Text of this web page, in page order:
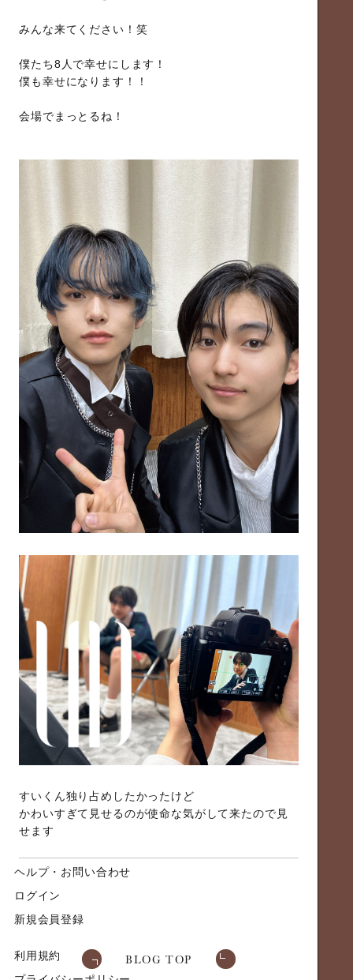
みんな来てください！笑
僕たち8人で幸せにします！
僕も幸せになります！！
会場でまっとるね！
すいくん独り占めしたかったけど
かわいすぎて見せるのが使命な気がして来たので見
せます
BLOG TOP
ヘルプ・お問い合わせ
ログイン
新規会員登録
利用規約